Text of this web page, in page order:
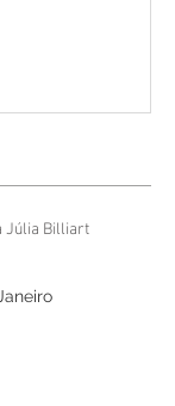
Júlia Billiart